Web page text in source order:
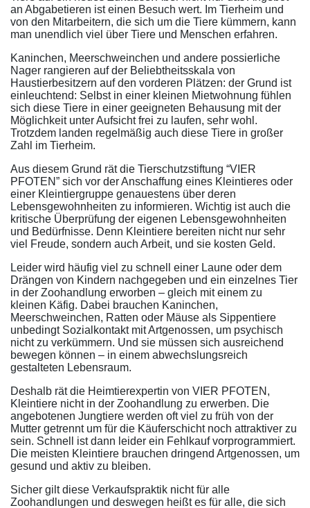
an Abgabetieren ist einen Besuch wert. Im Tierheim und
von den Mitarbeitern, die sich um die Tiere kümmern, kann
man unendlich viel über Tiere und Menschen erfahren.
Kaninchen, Meerschweinchen und andere possierliche
Nager rangieren auf der Beliebtheitsskala von
Haustierbesitzern auf den vorderen Plätzen: der Grund ist
einleuchtend: Selbst in einer kleinen Mietwohnung fühlen
sich diese Tiere in einer geeigneten Behausung mit der
Möglichkeit unter Aufsicht frei zu laufen, sehr wohl.
Trotzdem landen regelmäßig auch diese Tiere in großer
Zahl im Tierheim.
Aus diesem Grund rät die Tierschutzstiftung “VIER
PFOTEN” sich vor der Anschaffung eines Kleintieres oder
einer Kleintiergruppe genauestens über deren
Lebensgewohnheiten zu informieren. Wichtig ist auch die
kritische Überprüfung der eigenen Lebensgewohnheiten
und Bedürfnisse. Denn Kleintiere bereiten nicht nur sehr
viel Freude, sondern auch Arbeit, und sie kosten Geld.
Leider wird häufig viel zu schnell einer Laune oder dem
Drängen von Kindern nachgegeben und ein einzelnes Tier
in der Zoohandlung erworben – gleich mit einem zu
kleinen Käfig. Dabei brauchen Kaninchen,
Meerschweinchen, Ratten oder Mäuse als Sippentiere
unbedingt Sozialkontakt mit Artgenossen, um psychisch
nicht zu verkümmern. Und sie müssen sich ausreichend
bewegen können – in einem abwechslungsreich
gestalteten Lebensraum.
Deshalb rät die Heimtierexpertin von VIER PFOTEN,
Kleintiere nicht in der Zoohandlung zu erwerben. Die
angebotenen Jungtiere werden oft viel zu früh von der
Mutter getrennt um für die Käuferschicht noch attraktiver zu
sein. Schnell ist dann leider ein Fehlkauf vorprogrammiert.
Die meisten Kleintiere brauchen dringend Artgenossen, um
gesund und aktiv zu bleiben.
Sicher gilt diese Verkaufspraktik nicht für alle
Zoohandlungen und deswegen heißt es für alle, die sich